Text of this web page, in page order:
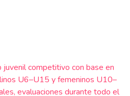
juvenil competitivo con base en
U6–U15 y femeninos U10–
evaluaciones durante todo el